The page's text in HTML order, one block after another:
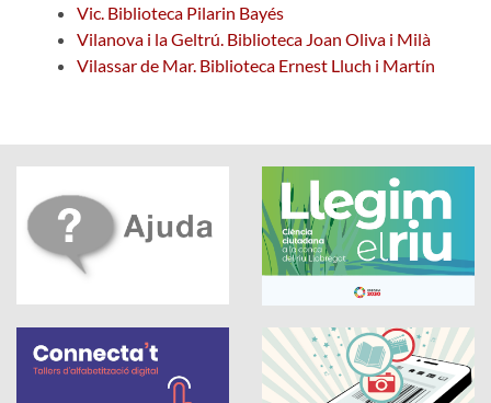
Vic. Biblioteca Pilarin Bayés
Vilanova i la Geltrú. Biblioteca Joan Oliva i Milà
Vilassar de Mar. Biblioteca Ernest Lluch i Martín